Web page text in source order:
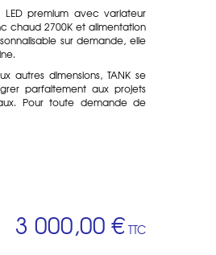
premium avec variateur
chaud 2700K et alimentation
sur demande, elle
autres dimensions, TANK se
parfaitement aux projets
Pour toute demande de
3 000,00 € TTC